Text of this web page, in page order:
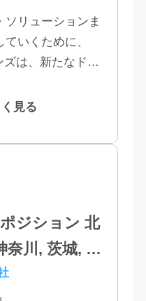
リューションま
いくために、
は、新たなドコ
トワーク、セキュ
見る
ジション 北
奈川, 茨城, 静
佐賀